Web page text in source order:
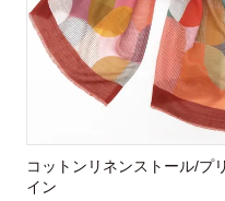
コットンリネンストール/プ
イン